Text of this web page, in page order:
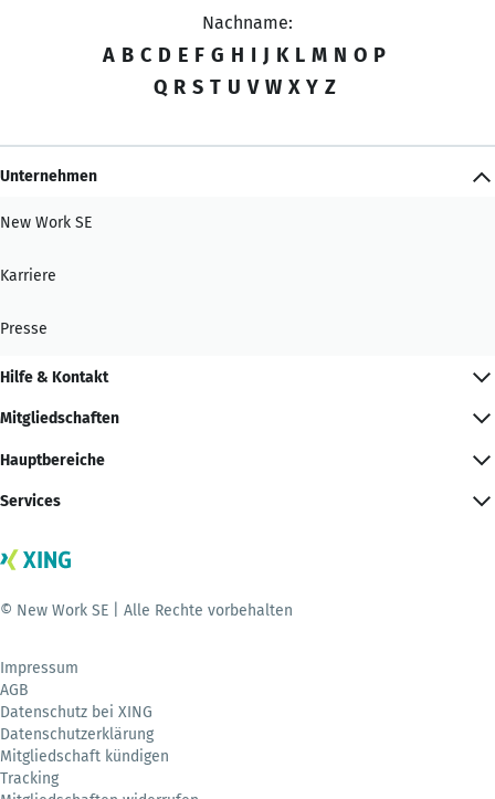
Nachname:
A B C D E F G H I J K L M N O P
Q R S T U V W X Y Z
Unternehmen
New Work SE
Karriere
Presse
Hilfe & Kontakt
Mitgliedschaften
Hauptbereiche
Services
© New Work SE | Alle Rechte vorbehalten
Impressum
AGB
Datenschutz bei XING
Datenschutzerklärung
Mitgliedschaft kündigen
Tracking